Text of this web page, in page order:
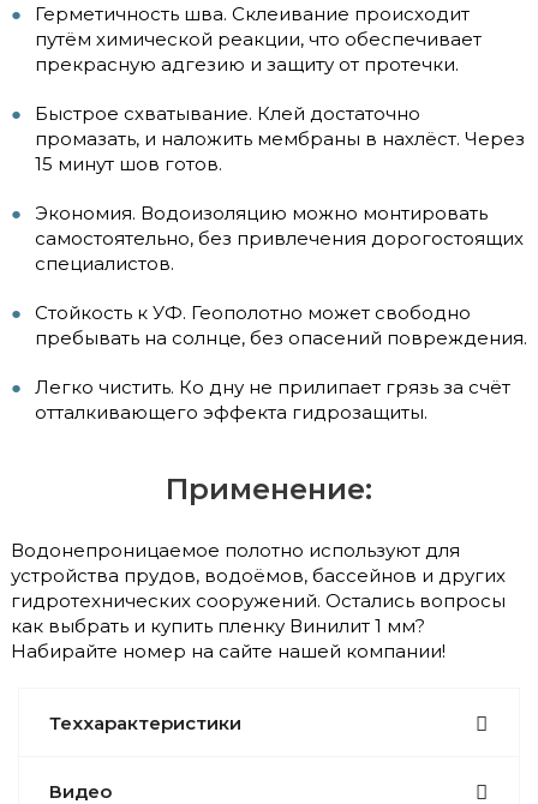
Герметичность шва. Склеивание происходит
путём химической реакции, что обеспечивает
прекрасную адгезию и защиту от протечки.
Быстрое схватывание. Клей достаточно
промазать, и наложить мембраны в нахлёст. Через
15 минут шов готов.
Экономия. Водоизоляцию можно монтировать
самостоятельно, без привлечения дорогостоящих
специалистов.
Стойкость к УФ. Геополотно может свободно
пребывать на солнце, без опасений повреждения.
Легко чистить. Ко дну не прилипает грязь за счёт
отталкивающего эффекта гидрозащиты.
Применение:
Водонепроницаемое полотно используют для
устройства прудов, водоёмов, бассейнов и других
гидротехнических сооружений. Остались вопросы
как выбрать и купить пленку Винилит 1 мм?
Набирайте номер на сайте нашей компании!
Теххарактеристики
Видео